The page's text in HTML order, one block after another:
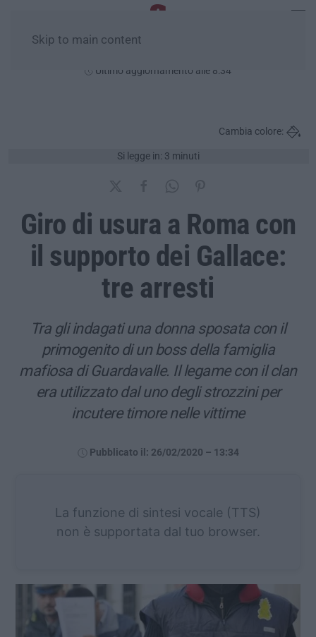
Skip to main content
Ultimo aggiornamento alle 8:34
Si legge in: 3 minuti
Cambia colore:
Giro di usura a Roma con
il supporto dei Gallace:
tre arresti
Tra gli indagati una donna sposata con il
primogenito di un boss della famiglia
mafiosa di Guardavalle. Il legame con il clan
era utilizzato dal uno degli strozzini per
incutere timore nelle vittime
Pubblicato il: 26/02/2020 – 13:34
La funzione di sintesi vocale (TTS)
non è supportata dal tuo browser.